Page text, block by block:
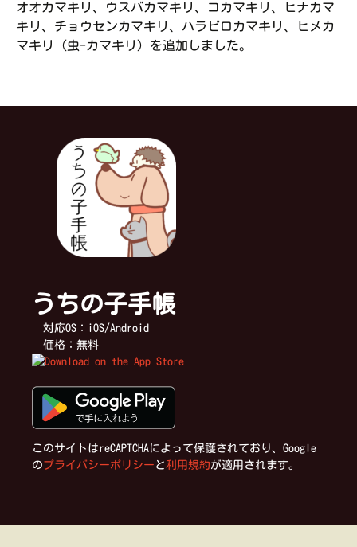
オオカマキリ、ウスバカマキリ、コカマキリ、ヒナカマ
キリ、チョウセンカマキリ、ハラビロカマキリ、ヒメカ
マキリ（虫-カマキリ）を追加しました。
うちの子手帳
対応OS：iOS/Android
価格：無料
このサイトはreCAPTCHAによって保護されており、Google
のプライバシーポリシー と利用規約が適用されます。